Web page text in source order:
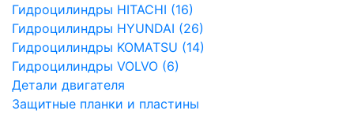
Гидроцилиндры HITACHI (16)
Гидроцилиндры HYUNDAI (26)
Гидроцилиндры KOMATSU (14)
Гидроцилиндры VOLVO (6)
Детали двигателя
Защитные планки и пластины